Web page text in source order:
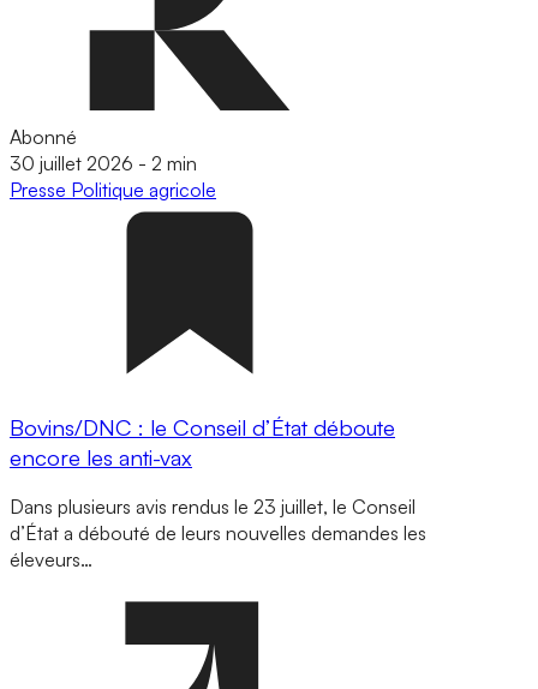
Abonné
30 juillet 2026 - 2 min
Presse Politique agricole
Bovins/DNC : le Conseil d’État déboute
encore les anti-vax
Dans plusieurs avis rendus le 23 juillet, le Conseil
d’État a débouté de leurs nouvelles demandes les
éleveurs…